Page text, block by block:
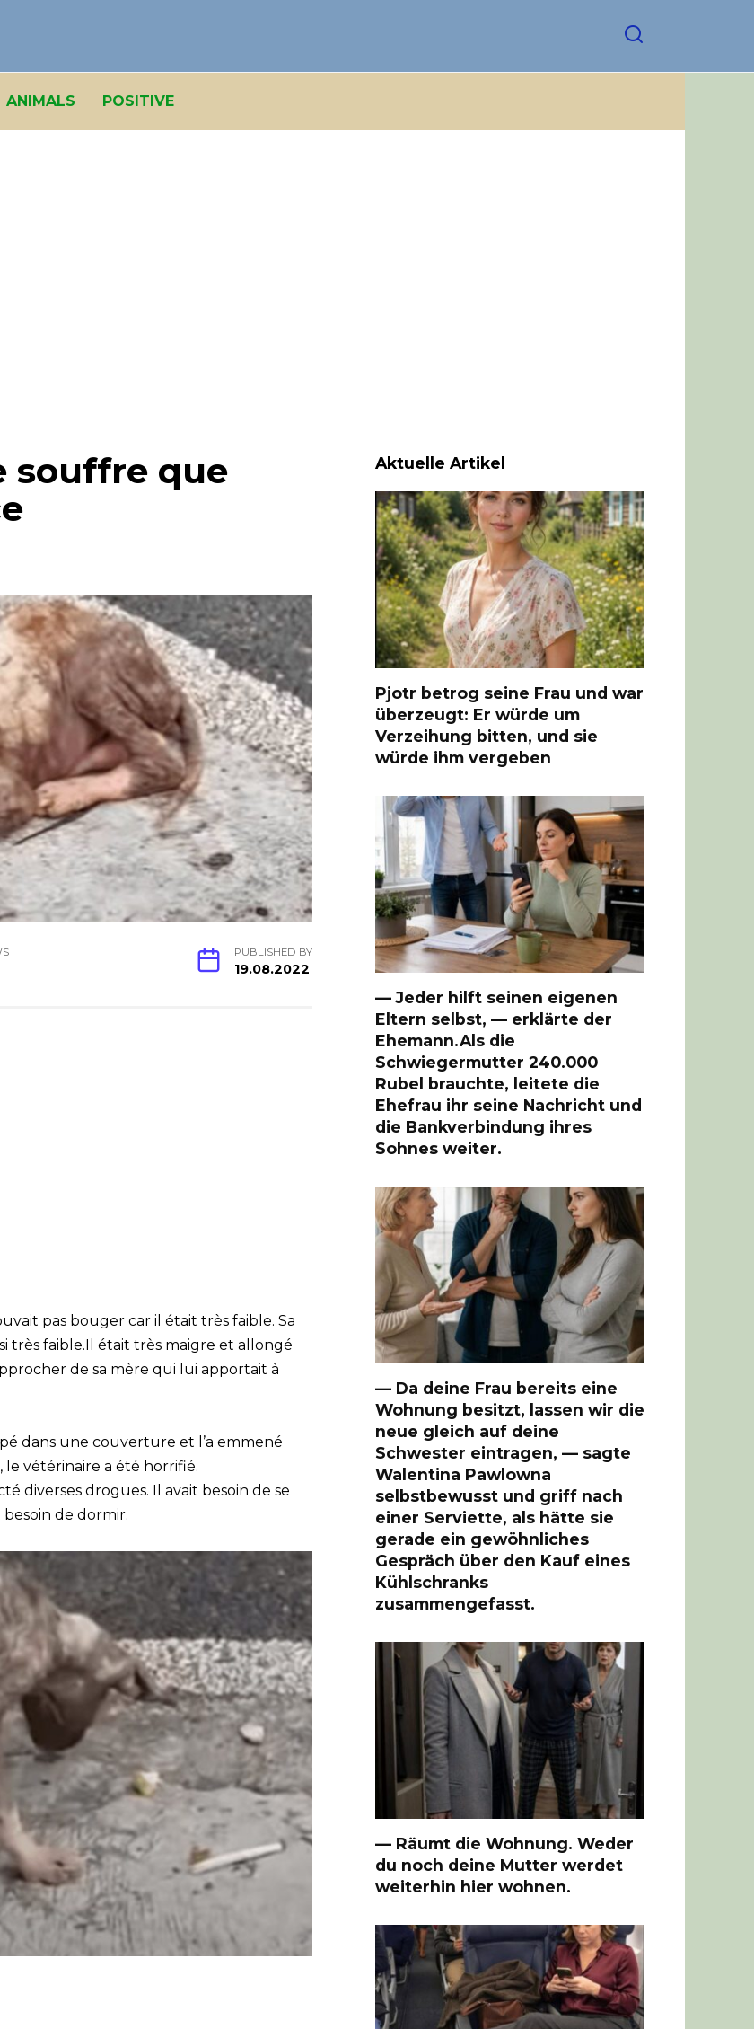
ANIMALS POSITIVE
souffre que
PUBLISHED BY
19.08.2022
pas bouger car il était très faible. Sa
très faible.Il était très maigre et allongé
de sa mère qui lui apportait à
dans une couverture et l’a emmené
vétérinaire a été horrifié.
diverses drogues. Il avait besoin de se
de dormir.
Aktuelle Artikel
Pjotr betrog seine Frau und war
überzeugt: Er würde um
Verzeihung bitten, und sie
würde ihm vergeben
— Jeder hilft seinen eigenen
Eltern selbst, — erklärte der
Ehemann.Als die
Schwiegermutter 240.000
Rubel brauchte, leitete die
Ehefrau ihr seine Nachricht und
die Bankverbindung ihres
Sohnes weiter.
— Da deine Frau bereits eine
Wohnung besitzt, lassen wir die
neue gleich auf deine
Schwester eintragen, — sagte
Walentina Pawlowna
selbstbewusst und griff nach
einer Serviette, als hätte sie
gerade ein gewöhnliches
Gespräch über den Kauf eines
Kühlschranks
zusammengefasst.
— Räumt die Wohnung. Weder
du noch deine Mutter werdet
weiterhin hier wohnen.